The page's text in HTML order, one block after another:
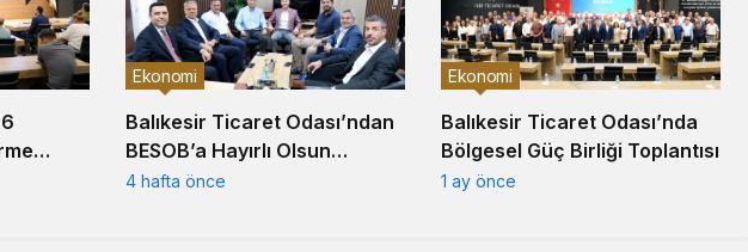
Balıkesir Ticaret Odası’ndan
BESOB’a Hayırlı Olsun
Ziyareti
Ekonomi
4 hafta önce
Balıkesir Ticaret Odası’nda
Bölgesel Güç Birliği Toplantısı
Ekonomi
1 ay önce